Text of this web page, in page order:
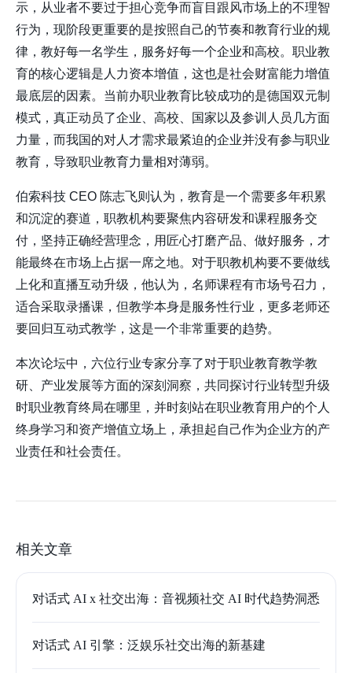
示，从业者不要过于担心竞争而盲目跟风市场上的不理智
行为，现阶段更重要的是按照自己的节奏和教育行业的规
律，教好每一名学生，服务好每一个企业和高校。职业教
育的核心逻辑是人力资本增值，这也是社会财富能力增值
最底层的因素。当前办职业教育比较成功的是德国双元制
模式，真正动员了企业、高校、国家以及参训人员几方面
力量，而我国的对人才需求最紧迫的企业并没有参与职业
教育，导致职业教育力量相对薄弱。
伯索科技 CEO 陈志飞则认为，教育是一个需要多年积累
和沉淀的赛道，职教机构要聚焦内容研发和课程服务交
付，坚持正确经营理念，用匠心打磨产品、做好服务，才
能最终在市场上占据一席之地。对于职教机构要不要做线
上化和直播互动升级，他认为，名师课程有市场号召力，
适合采取录播课，但教学本身是服务性行业，更多老师还
要回归互动式教学，这是一个非常重要的趋势。
本次论坛中，六位行业专家分享了对于职业教育教学教
研、产业发展等方面的深刻洞察，共同探讨行业转型升级
时职业教育终局在哪里，并时刻站在职业教育用户的个人
终身学习和资产增值立场上，承担起自己作为企业方的产
业责任和社会责任。
相关文章
对话式 AI x 社交出海：音视频社交 AI 时代趋势洞悉
对话式 AI 引擎：泛娱乐社交出海的新基建